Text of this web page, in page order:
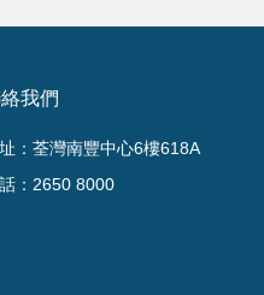
我們
：荃灣南豐中心6樓618A
：2650 8000